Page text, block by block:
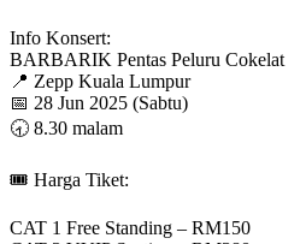
Info Konsert:
BARBARIK Pentas Peluru Cokelat
📍 Zepp Kuala Lumpur
📅 28 Jun 2025 (Sabtu)
🕣 8.30 malam
🎟️ Harga Tiket:
CAT 1 Free Standing – RM150